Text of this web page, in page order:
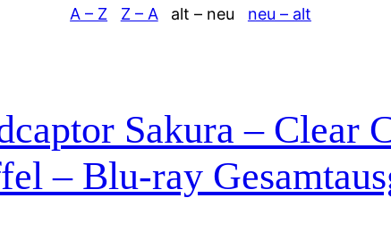
A – Z
Z – A alt – neu neu – alt
Sakura – Clear
– Blu-ray